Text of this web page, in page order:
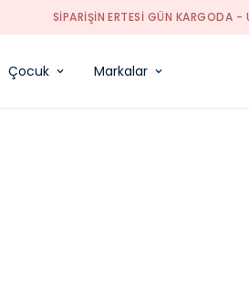
SIPARIŞIN ERTESI GÜN KARGODA -
Çocuk Markalar